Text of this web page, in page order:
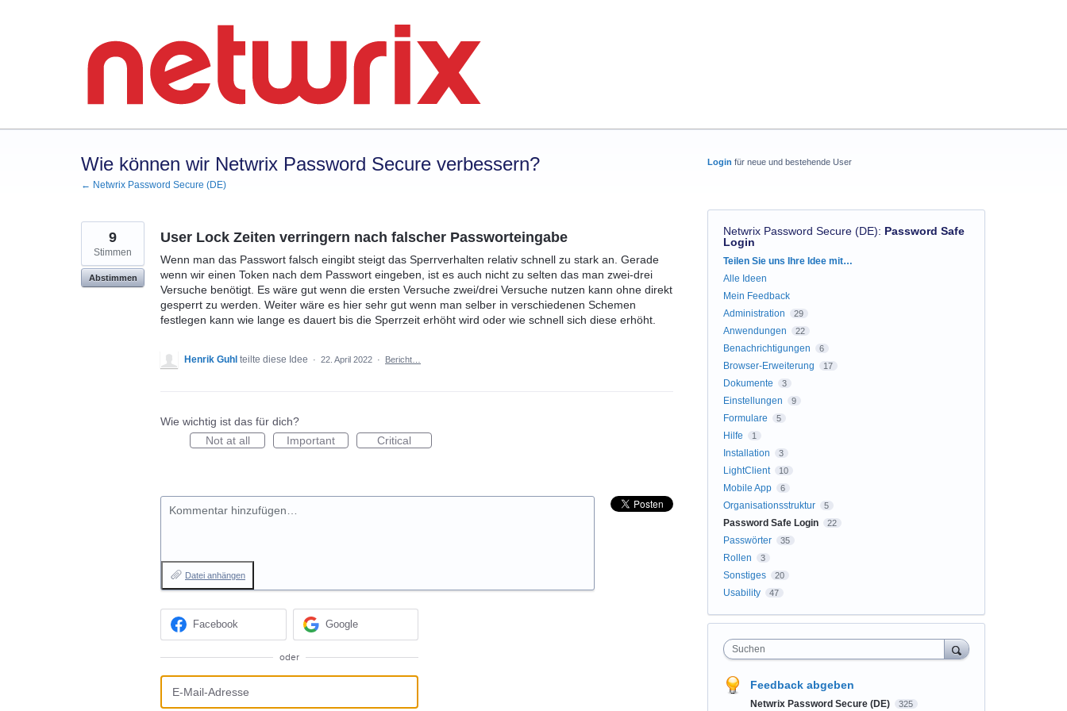
Wie können wir Netwrix Password Secure verbessern?
← Netwrix Password Secure (DE)
User Lock Zeiten verringern nach falscher Passworteingabe
Wenn man das Passwort falsch eingibt steigt das Sperrverhalten relativ schnell zu stark an. Gerade
wenn wir einen Token nach dem Passwort eingeben, ist es auch nicht zu selten das man zwei-drei
Versuche benötigt. Es wäre gut wenn die ersten Versuche zwei/drei Versuche nutzen kann ohne direkt
gesperrt zu werden. Weiter wäre es hier sehr gut wenn man selber in verschiedenen Schemen
festlegen kann wie lange es dauert bis die Sperrzeit erhöht wird oder wie schnell sich diese erhöht.
9
Stimmen
Abstimmen
Henrik Guhl teilte diese Idee · 22. April 2022 · Bericht…
Wie wichtig ist das für dich?
Not at all
Important Critical
Kommentar hinzufügen…
Datei anhängen
Facebook Google
oder
Login für neue und bestehende User
Netwrix Password Secure (DE): Password Safe
Login
Kategorien
Teilen Sie uns Ihre Idee mit…
Alle Ideen
Mein Feedback
Administration
29
Anwendungen 22
Benachrichtigungen 6
Browser-Erweiterung 17
Dokumente 3
Einstellungen 9
Formulare 5
Hilfe 1
Installation 3
LightClient 10
Mobile App 6
Organisationsstruktur 5
Password Safe Login 22
Passwörter 35
Rollen 3
Sonstiges 20
Usability 47
Suchen
Feedback abgeben
Netwrix Password Secure (DE) 325